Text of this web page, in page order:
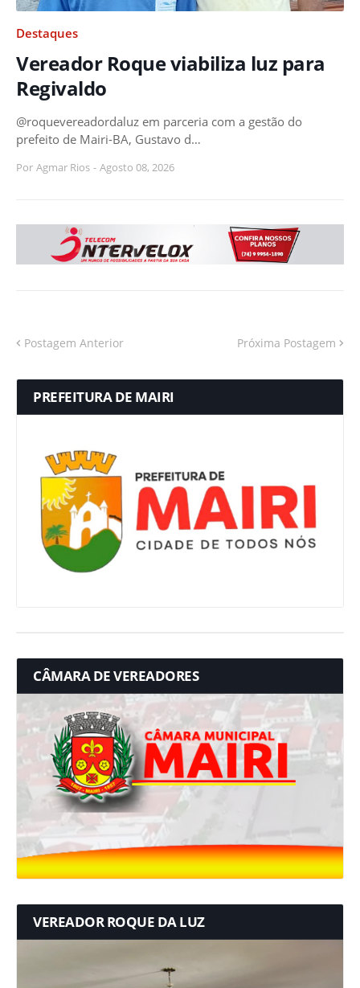
Destaques
Vereador Roque viabiliza luz para
Regivaldo
@roquevereadordaluz em parceria com a gestão do
prefeito de Mairi-BA, Gustavo d…
Por Agmar Rios - Agosto 08, 2026
Postagem Anterior Próxima Postagem
PREFEITURA DE MAIRI
CÂMARA DE VEREADORES
VEREADOR ROQUE DA LUZ